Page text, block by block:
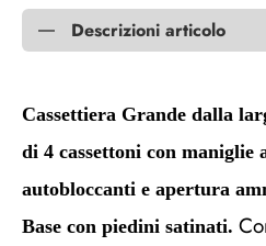
Descrizioni articolo
Cassettiera Grande dalla
di 4 cassettoni con maniglie
autobloccanti e apertura
Base con piedini satinati.